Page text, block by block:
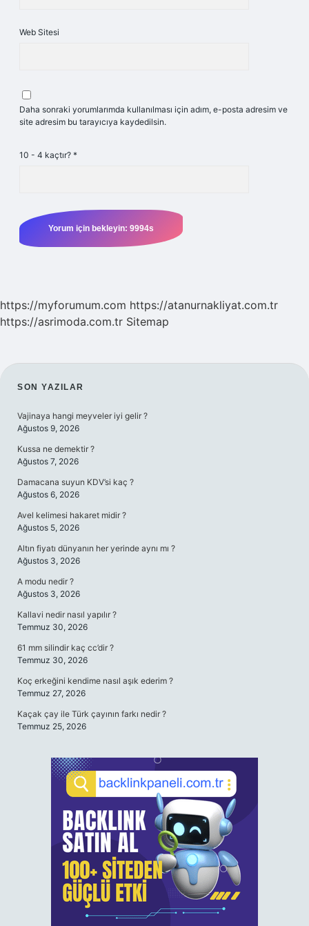
Web Sitesi
Daha sonraki yorumlarımda kullanılması için adım, e-posta adresim ve
site adresim bu tarayıcıya kaydedilsin.
10 - 4 kaçtır? *
https://myforumum.com https://atanurnakliyat.com.tr
https://asrimoda.com.tr Sitemap
SIDEBAR
SON YAZILAR
Vajinaya hangi meyveler iyi gelir ?
Ağustos 9, 2026
Kussa ne demektir ?
Ağustos 7, 2026
Damacana suyun KDV’si kaç ?
Ağustos 6, 2026
Avel kelimesi hakaret midir ?
Ağustos 5, 2026
Altın fiyatı dünyanın her yerinde aynı mı ?
Ağustos 3, 2026
A modu nedir ?
Ağustos 3, 2026
Kallavi nedir nasıl yapılır ?
Temmuz 30, 2026
61 mm silindir kaç cc’dir ?
Temmuz 30, 2026
Koç erkeğini kendime nasıl aşık ederim ?
Temmuz 27, 2026
Kaçak çay ile Türk çayının farkı nedir ?
Temmuz 25, 2026